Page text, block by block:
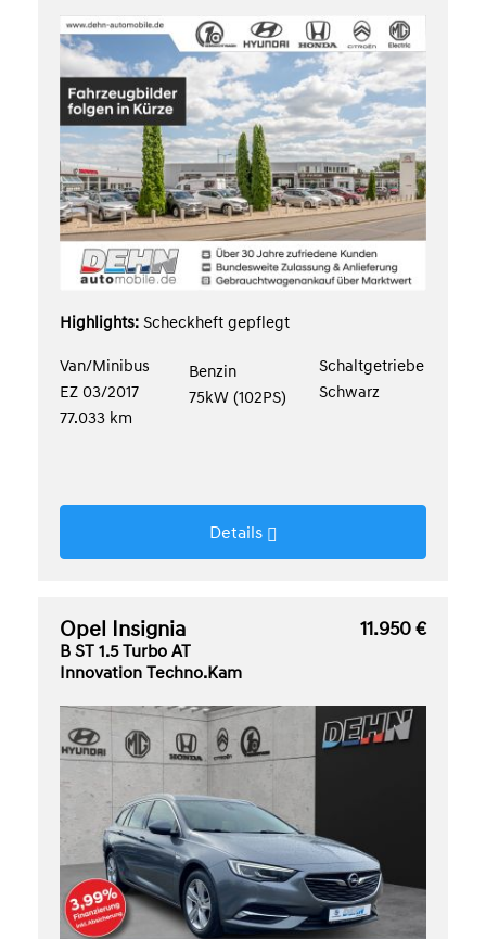
Highlights: Scheckheft gepflegt
Van/Minibus
EZ 03/2017
77.033 km
Benzin
75kW (102PS)
Schaltgetriebe
Schwarz
Details
Opel Insignia
B ST 1.5 Turbo AT
Innovation Techno.Kam
11.950 €